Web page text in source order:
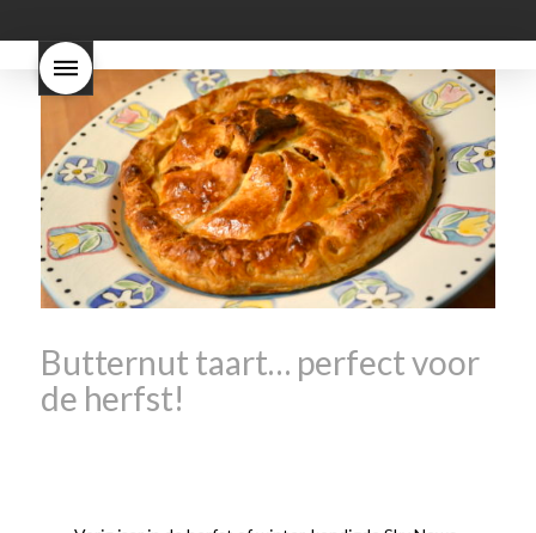
rose beaujolais nouveau
waar smaakt Beaujolais
Nouveau naar? wat is
Beaujolais Nouveau
wanneer is beaujolais dag
wanneer is beaujolais
nouveau dag Wat is de dag
van Beaujolais Nouveau wat
is de traditie rond beaujolais
nouveau wat maakt
Beaujolais Nouveau zo
speciaal wat zijn tannines
Butternut taart… perfect voor
de herfst!